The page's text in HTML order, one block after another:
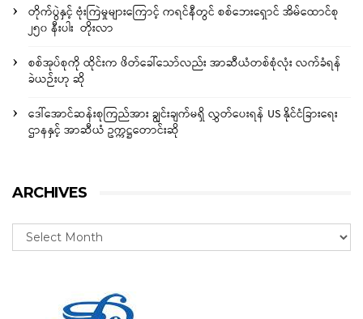
တိုက်ပွဲနှင့် ဗုံးကြဲမှုများကြောင့် ကရင်နီတွင် စစ်ဘေးရှောင် အိမ်ထောင်စု
၂၅၀ နီးပါး တိုးလာ
စစ်အုပ်စုကို ထိုင်းက ဖိတ်ခေါ်သော်လည်း အာဆီယံတစ်စုံလုံး လက်ခံရန်
ခဲယဉ်းဟု ဆို
ဒေါ်အောင်ဆန်းစုကြည်အား ချွင်းချက်မရှိ လွှတ်ပေးရန် US နိုင်ငံခြားရေး
ဌာနနှင့် အာဆီယံ ဥက္ကဋ္ဌတောင်းဆို
ARCHIVES